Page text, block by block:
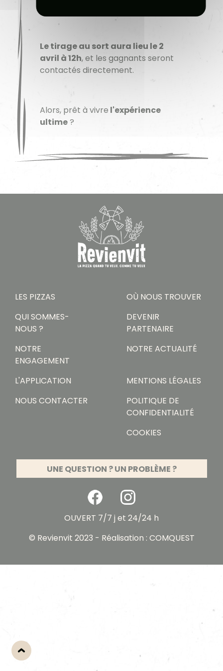
Le tirage au sort aura lieu le 2
avril à 12h, et les gagnants seront
contactés directement.
Alors, prêt à vivrel'expérience
ultime?
LES PIZZAS
QUI SOMMES-
NOUS ?
NOTRE
ENGAGEMENT
OÙ NOUS TROUVER
DEVENIR
PARTENAIRE
NOTRE ACTUALITÉ
L'APPLICATION
NOUS CONTACTER
MENTIONS LÉGALES
POLITIQUE DE
CONFIDENTIALITÉ
COOKIES
UNE QUESTION ? UN PROBLÈME ?
OUVERT 7/7 j et 24/24 h
© Revienvit 2023 - Réalisation :COMQUEST